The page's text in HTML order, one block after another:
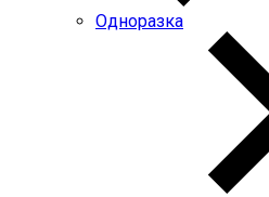
Одноразка